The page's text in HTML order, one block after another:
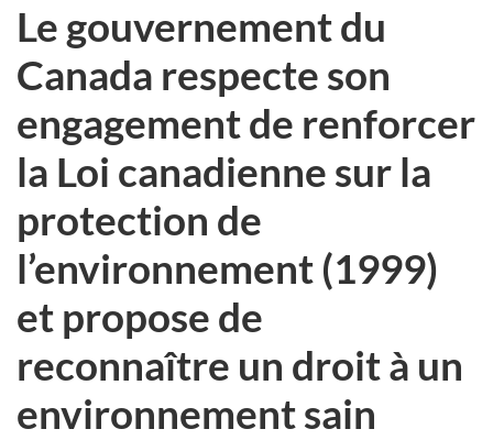
Le gouvernement du
Canada respecte son
engagement de renforcer
la Loi canadienne sur la
protection de
l’environnement (1999)
et propose de
reconnaître un droit à un
environnement sain